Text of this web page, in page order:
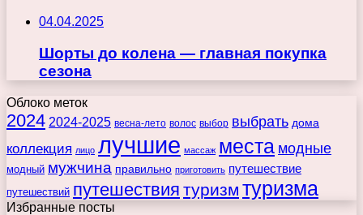
04.04.2025
Шорты до колена — главная покупка
сезона
Облоко меток
2024 2024-2025 весна-лето волос выбор выбрать дома
коллекция лицо лучшие массаж места модные
модный мужчина правильно приготовить путешествие
путешествий путешествия туризм туризма
Избранные посты